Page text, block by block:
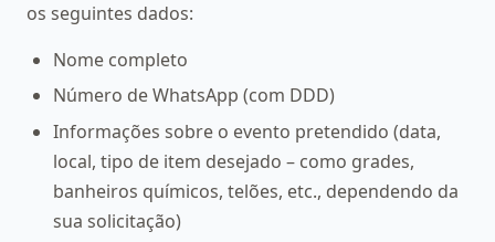
os seguintes dados:
Nome completo
Número de WhatsApp (com DDD)
Informações sobre o evento pretendido (data,
local, tipo de item desejado – como grades,
banheiros químicos, telões, etc., dependendo da
sua solicitação)